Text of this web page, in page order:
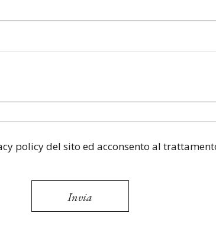
policydel sito ed acconsento al
Invia